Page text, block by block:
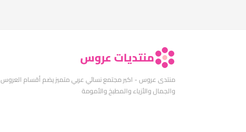
منتديات عروس
منتدى عروس - اكبر مجتمع نسائي عربي متميز يضم أقسام العروس
والجمال والأزياء والمطبخ والأمومة